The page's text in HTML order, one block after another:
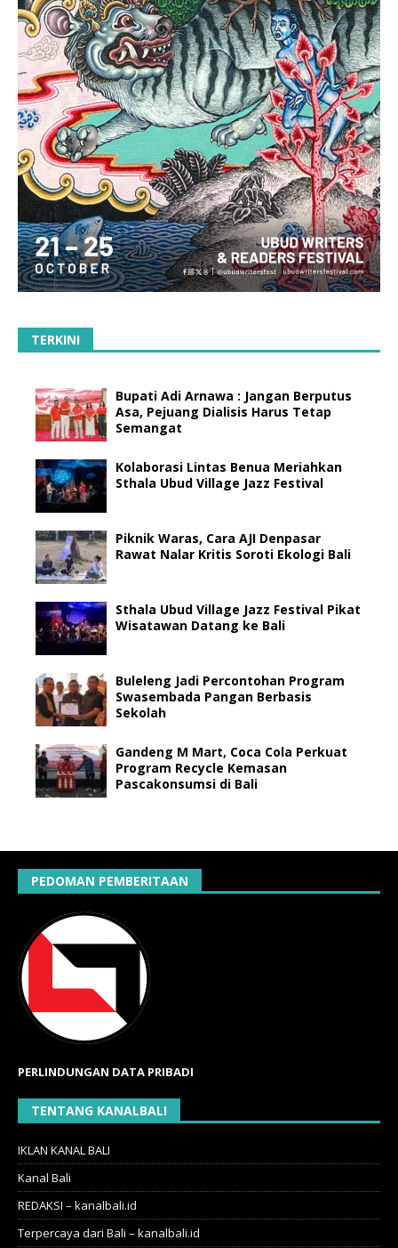
TERKINI
Bupati Adi Arnawa : Jangan Berputus
Asa, Pejuang Dialisis Harus Tetap
Semangat
Kolaborasi Lintas Benua Meriahkan
Sthala Ubud Village Jazz Festival
Piknik Waras, Cara AJI Denpasar
Rawat Nalar Kritis Soroti Ekologi Bali
Sthala Ubud Village Jazz Festival Pikat
Wisatawan Datang ke Bali
Buleleng Jadi Percontohan Program
Swasembada Pangan Berbasis
Sekolah
Gandeng M Mart, Coca Cola Perkuat
Program Recycle Kemasan
Pascakonsumsi di Bali
PEDOMAN PEMBERITAAN
PERLINDUNGAN DATA PRIBADI
TENTANG KANALBALI
IKLAN KANAL BALI
Kanal Bali
REDAKSI – kanalbali.id
Terpercaya dari Bali – kanalbali.id